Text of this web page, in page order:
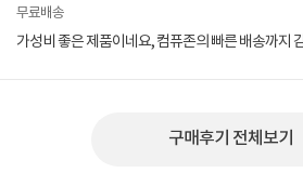
무료배송
가성비 좋은 제품이네요, 컴퓨존의 빠른 배송까지
구매후기 전체보기